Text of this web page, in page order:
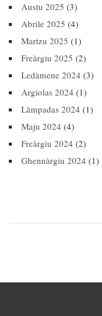
Austu 2025 (3)
Abrile 2025 (4)
Martzu 2025 (1)
Freàrgiu 2025 (2)
Ledàmene 2024 (3)
Argiolas 2024 (1)
Làmpadas 2024 (1)
Maju 2024 (4)
Freàrgiu 2024 (2)
Ghennàrgiu 2024 (1)